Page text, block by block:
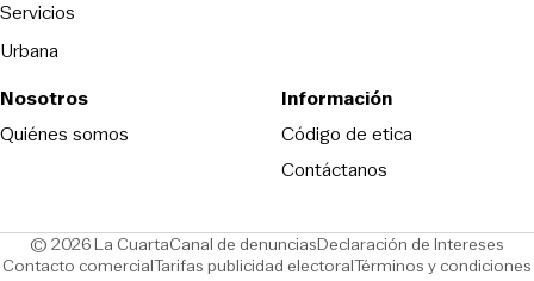
Servicios
Urbana
Nosotros
Quiénes somos
Información
Código de eticaOpens in new
Contáctanos
© 2026 La CuartaCanal de denunciasOpens in new window
Declaración de Intereses
Contacto comercialOpens in new window
Tarifas publicidad electoralOpens in new window
Términos y condiciones